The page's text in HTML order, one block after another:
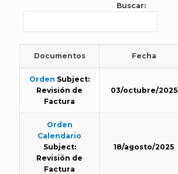
Buscar:
Documentos Fecha
Orden Subject:
Revisión de
Factura
03/octubre/2025
Orden
Calendario
Subject:
Revisiön de
Factura
18/agosto/2025